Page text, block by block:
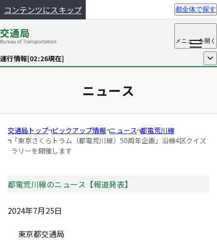
コンテンツにスキップ 都全体で探す
メニューを開く
運行情報[02:26現在] 開く
ニュース
交通局トップ ピックアップ情報 ニュース 都電荒川線
「東京さくらトラム（都電荒川線）50周年企画」 沿線4区クイズ
ラリーを開催します
都電荒川線のニュース【報道発表】
2024年7月25日
東京都交通局